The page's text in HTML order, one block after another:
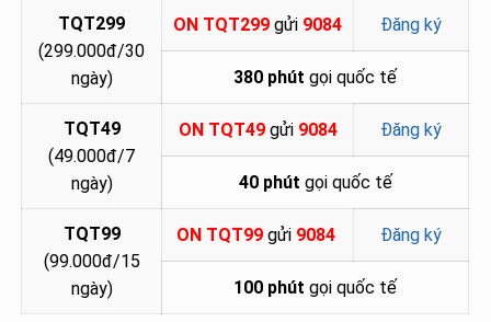
TQT299
(299.000đ/30
ngày)
ON TQT299 gửi 9084 Đăng ký
380 phút gọi quốc tế
TQT49
(49.000đ/7
ngày)
ON TQT49gửi 9084 Đăng ký
40 phút gọi quốc tế
TQT99
(99.000đ/15
ngày)
ON TQT99gửi 9084 Đăng ký
100 phút gọi quốc tế